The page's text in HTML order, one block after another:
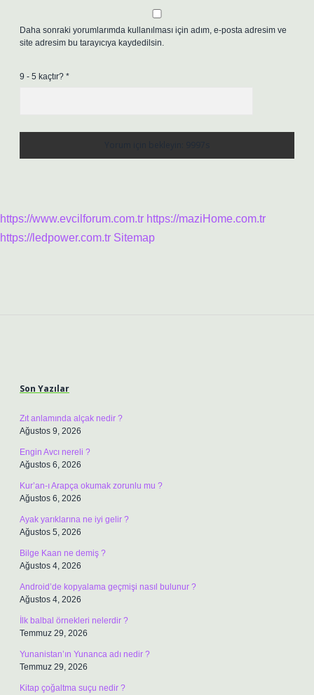
Daha sonraki yorumlarımda kullanılması için adım, e-posta adresim ve
site adresim bu tarayıcıya kaydedilsin.
9 - 5 kaçtır? *
https://www.evcilforum.com.tr https://maziHome.com.tr
https://ledpower.com.tr Sitemap
Son Yazılar
Zıt anlamında alçak nedir ?
Ağustos 9, 2026
Engin Avcı nereli ?
Ağustos 6, 2026
Kur’an-ı Arapça okumak zorunlu mu ?
Ağustos 6, 2026
Ayak yarıklarına ne iyi gelir ?
Ağustos 5, 2026
Bilge Kaan ne demiş ?
Ağustos 4, 2026
Android’de kopyalama geçmişi nasıl bulunur ?
Ağustos 4, 2026
İlk balbal örnekleri nelerdir ?
Temmuz 29, 2026
Yunanistan’ın Yunanca adı nedir ?
Temmuz 29, 2026
Kitap çoğaltma suçu nedir ?